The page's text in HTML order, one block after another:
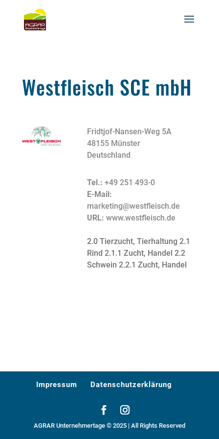
Westfleisch SCE mbH
Fridtjof-Nansen-Weg 5A
48155 Münster
Deutschland
Tel.:+49 251 493-0
E-Mail:
marketing@westfleisch.de
URL:www.westfleisch.de
2.0 Tierzucht, Tierhaltung 2.1
Rind 2.1.1 Zucht, Handel 2.2
Schwein 2.2.1 Zucht, Handel
Impressum Datenschutzerklärung
AGRAR Unternehmertage © 2025 | All Rights Reserved